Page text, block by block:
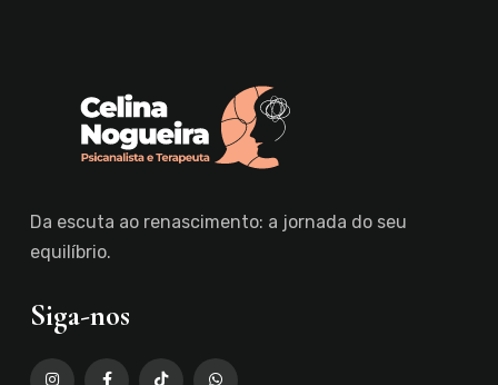
Da escuta ao renascimento: a jornada do seu
equilíbrio.
Siga-nos